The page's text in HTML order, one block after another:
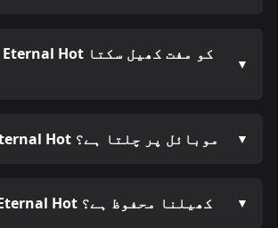
▼
کیا 27 Eternal Hot موبائل پر چلتا ہے؟ ▼
کیا 27 Eternal Hot کھیلنا محفوظ ہے؟ ▼